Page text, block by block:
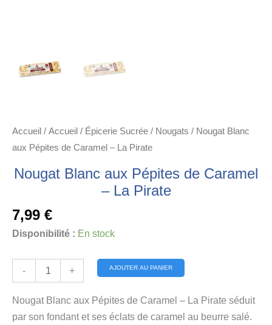
Accueil / Accueil / Épicerie Sucrée / Nougats / Nougat Blanc
aux Pépites de Caramel – La Pirate
Nougat Blanc aux Pépites de Caramel
– La Pirate
7,99 €
Disponibilité : En stock
-
de
Nougat
Blanc
+ AJOUTER AU PANIER
Nougat Blanc aux Pépites de Caramel – La Pirate séduit
par son fondant et ses éclats de caramel au beurre salé.